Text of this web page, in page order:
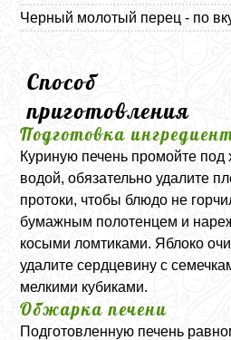
Черный молотый перец - по
Способ
приготовления
Подготовка
Куриную печень промойте под
водой, обязательно удалите
протоки, чтобы блюдо не
бумажным полотенцем и
косыми ломтиками. Яблоко
удалите сердцевину с
мелкими кубиками.
Обжарка печени
Подготовленную печень